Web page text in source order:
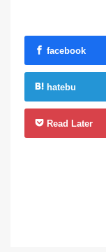
facebook
hatebu
Read Later